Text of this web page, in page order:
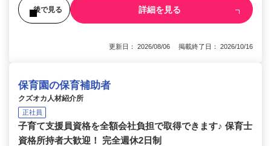
後で見る 詳細を見る
更新日： 2026/08/06 掲載終了日： 2026/10/16
保育園の保育補助者
クズオカ人材紹介所
正社員
子育て支援員資格を全額会社負担で取得できます♪ 保育士
資格所持者大歓迎！ 完全週休2日制